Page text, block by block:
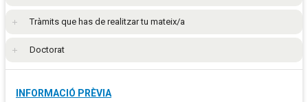
Tràmits que has de realitzar tu mateix/a
Doctorat
INFORMACIÓ PRÈVIA